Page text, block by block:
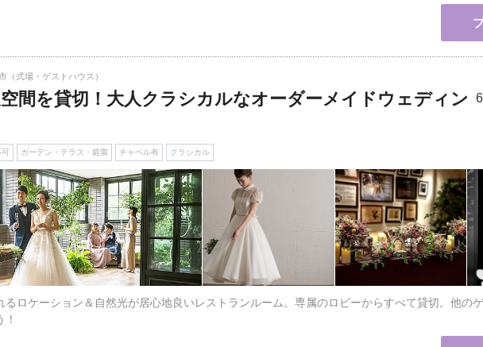
（式場・ゲストハウス）
間を貸切！大人クラシカルなオーダーメイドウェディン
可 ガーデン・テラス・庭園 チャペル有 クラシカル
ロケーション＆自然光が居心地良いレストランルーム。専属のロビーからすべて貸切。他の